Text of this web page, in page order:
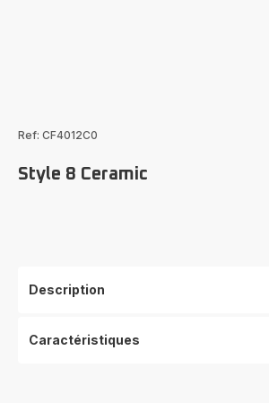
Ref: CF4012C0
Style 8 Ceramic
Description
Caractéristiques